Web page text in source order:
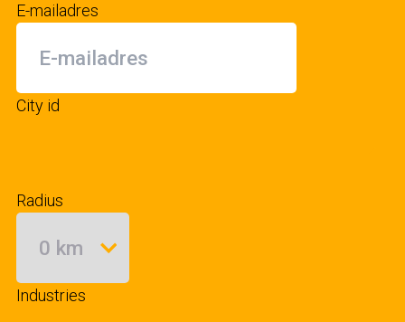
E-mailadres
City id
Radius
Industries